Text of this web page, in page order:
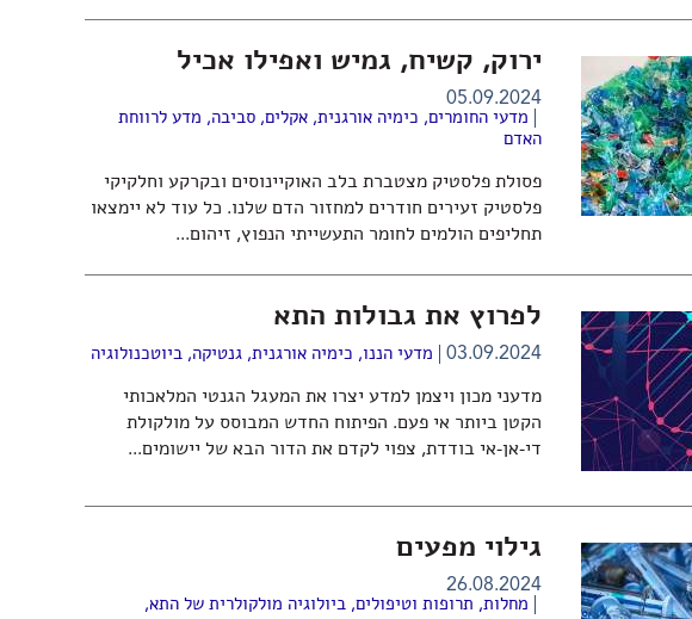
ירוק, קשיח, גמיש ואפילו אכיל
05.09.2024
מדעי החומרים, כימיה אורגנית,אקלים,סביבה, מדע לרווחת
האדם
פסולת פלסטיק מצטברת בלב האוקיינוסים ובקרקע וחלקיקי
פלסטיק זעירים חודרים למחזור הדם שלנו. כל עוד לא יימצאו
תחליפים הולמים לחומר התעשייתי הנפוץ, זיהום...
לפרוץ את גבולות התא
03.09.2024 מדעי הננו, כימיה אורגנית,גנטיקה,ביוטכנולוגיה
מדעני מכון ויצמן למדע יצרו את המעגל הגנטי המלאכותי
הקטן ביותר אי פעם. הפיתוח החדש המבוסס על מולקולת
די-אן-אי בודדת, צפוי לקדם את הדור הבא של יישומים...
גילוי מפעים
26.08.2024
מחלות, תרופות וטיפולים,ביולוגיה מולקולרית של התא,